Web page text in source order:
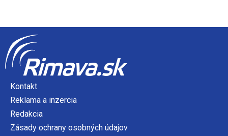
Kontakt
Reklama a inzercia
Redakcia
Zásady ochrany osobných údajov